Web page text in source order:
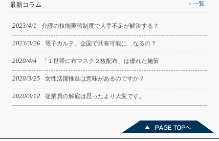
最新コラム 一覧
2023/4/1 介護の技能実習制度で人手不足が解決する？
2023/3/26 電子カルテ、全国で共有可能に…なるの？
2020/4/4 「１世帯に布マスク２枚配布」は優れた施策
2020/3/25 女性活躍推進は意味があるのですか？
2020/3/12 従業員の解雇は思ったより大変です。